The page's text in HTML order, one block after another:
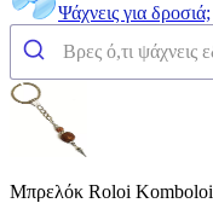
Ψάχνεις για δροσιά;
Μπρελόκ Roloi Komboloi